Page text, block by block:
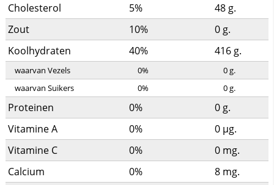
Cholesterol 5% 48 g.
Zout
10% 0 g.
Koolhydraten
40% 416 g.
waarvan Vezels 0% 0g.
waarvan Suikers
0% 0g.
Proteinen 0% 0 g.
Vitamine A
0% 0 µg.
Vitamine C
0% 0 mg.
Calcium
0% 8 mg.